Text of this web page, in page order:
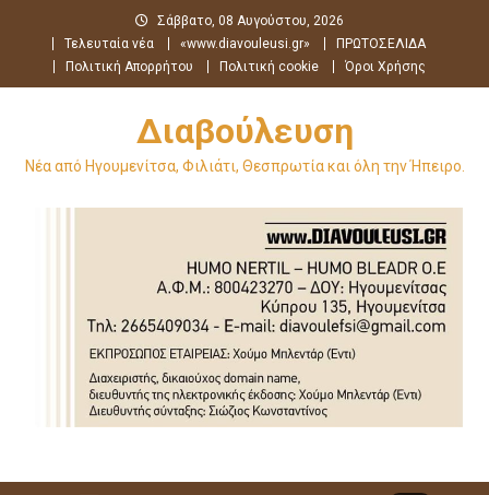
περιεχόμενο
Σάββατο, 08 Αυγούστου, 2026
Τελευταία νέα
«www.diavouleusi.gr»
ΠΡΩΤΟΣΕΛΙΔΑ
Πολιτική Απορρήτου
Πολιτική cookie Όροι Χρήσης
Διαβούλευση
Νέα από Ηγουμενίτσα, Φιλιάτι, Θεσπρωτία και όλη την Ήπειρο.